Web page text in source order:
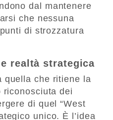
dal mantenere
che nessuna
di strozzatura
realtà strategica
quella che ritiene la
riconosciuta dei
di quel “West
unico. È l’idea